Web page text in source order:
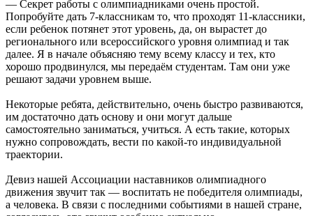
— Секрет работы с олимпиадниками очень простой.
Попробуйте дать 7-классникам то, что проходят 11-классники,
если ребенок потянет этот уровень, да, он вырастет до
регионального или всероссийского уровня олимпиад и так
далее. Я в начале объясняю тему всему классу и тех, кто
хорошо продвинулся, мы передаём студентам. Там они уже
решают задачи уровнем выше.
Некоторые ребята, действительно, очень быстро развиваются,
им достаточно дать основу и они могут дальше
самостоятельно заниматься, учиться. А есть такие, которых
нужно сопровождать, вести по какой-то индивидуальной
траектории.
Девиз нашей Ассоциации наставников олимпиадного
движения звучит так — воспитать не победителя олимпиады,
а человека. В связи с последними событиями в нашей стране,